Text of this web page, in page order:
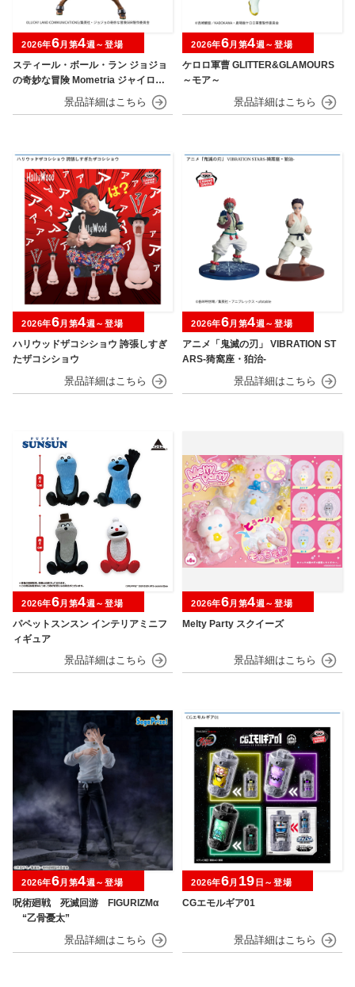
スティール・ボール・ラン ジョジョ
の奇妙な冒険 Mometria ジャイロ・
2026年6月第4週～登場
ケロロ軍曹 GLITTER&GLAMOURS
～モア～
2026年6月第4週～登場
ハリウッドザコシショウ 誇張しすぎ
たザコシショウ
2026年6月第4週～登場
アニメ「鬼滅の刃」 VIBRATION ST
ARS-猗窩座・狛治-
2026年6月第4週～登場
パペットスンスン インテリアミニフ
ィギュア
2026年6月第4週～登場
Melty Party スクイーズ
2026年6月第4週～登場
呪術廻戦 死滅回游 FIGURIZMα
“乙骨憂太”
2026年6月第4週～登場
CGエモルギア01
2026年6月 19 日～登場